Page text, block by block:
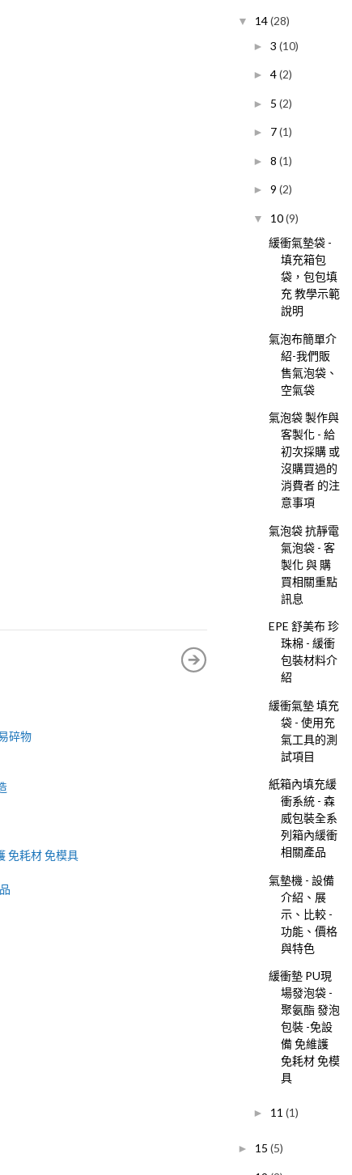
碎物
免耗材 免模具
▼ 14(28)
► 3 (10)
► 4(2)
► 5 (2)
► 7(1)
► 8 (1)
► 9 (2)
▼ 10(9)
緩衝氣墊袋 -
填充箱包
袋，包包填
充 教學示範
說明
氣泡布簡單介
紹-我們販
售氣泡袋、
空氣袋
氣泡袋 製作與
客製化 - 給
初次採購 或
沒購買過的
消費者 的注
意事項
氣泡袋 抗靜電
氣泡袋 - 客
製化 與 購
買相關重點
訊息
EPE 舒美布 珍
珠棉 - 緩衝
包裝材料介
紹
緩衝氣墊 填充
袋 - 使用充
氣工具的測
試項目
紙箱內填充緩
衝系統 - 森
威包裝全系
列箱內緩衝
相關產品
氣墊機 - 設備
介紹、展
示、比較 -
功能、價格
與特色
緩衝墊 PU現
場發泡袋 -
聚氨酯 發泡
包裝 -免設
備 免維護
免耗材 免模
具
► 11 (1)
► 15 (5)